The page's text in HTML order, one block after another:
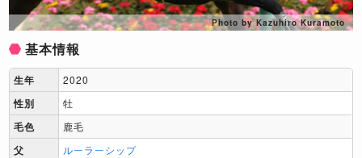
Photo by Kazuhiro Kuramoto
基本情報
生年 2020
性別 牡
毛色 鹿毛
父 ルーラーシップ